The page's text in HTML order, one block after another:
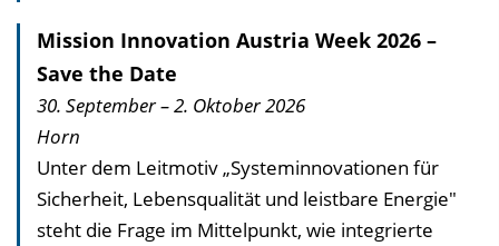
Mission Innovation Austria Week 2026 –
Save the Date
30. September – 2. Oktober 2026
Horn
Unter dem Leitmotiv „Systeminnovationen für
Sicherheit, Lebensqualität und leistbare Energie"
steht die Frage im Mittelpunkt, wie integrierte